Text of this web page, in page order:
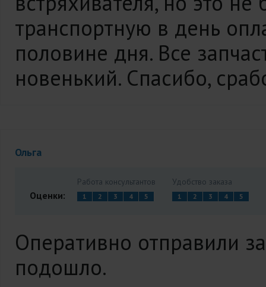
транспортную в день
половине дня. Все
новенький. Спасибо,
Ольга
Оценки:
Работа консультантов
1 2 3 4 5
Удобство заказа
1 2 3 4 5
Оперативно отправили
подошло.